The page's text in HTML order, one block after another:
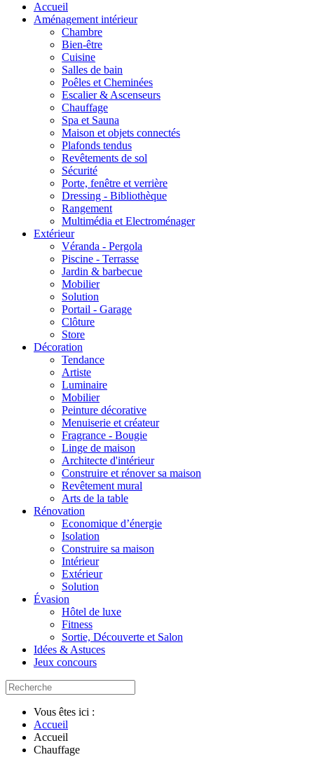
Accueil
Aménagement intérieur
Chambre
Bien-être
Cuisine
Salles de bain
Poêles et Cheminées
Escalier & Ascenseurs
Chauffage
Spa et Sauna
Maison et objets connectés
Plafonds tendus
Revêtements de sol
Sécurité
Porte, fenêtre et verrière
Dressing - Bibliothèque
Rangement
Multimédia et Electroménager
Extérieur
Véranda - Pergola
Piscine - Terrasse
Jardin & barbecue
Mobilier
Solution
Portail - Garage
Clôture
Store
Décoration
Tendance
Artiste
Luminaire
Mobilier
Peinture décorative
Menuiserie et créateur
Fragrance - Bougie
Linge de maison
Architecte d'intérieur
Construire et rénover sa maison
Revêtement mural
Arts de la table
Rénovation
Economique d’énergie
Isolation
Construire sa maison
Intérieur
Extérieur
Solution
Évasion
Hôtel de luxe
Fitness
Sortie, Découverte et Salon
Idées & Astuces
Jeux concours
Vous êtes ici :
Accueil
Accueil
Chauffage